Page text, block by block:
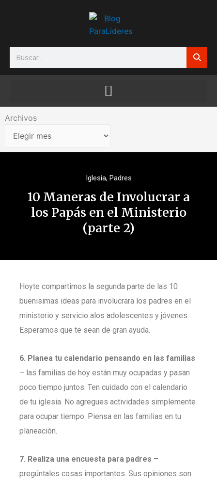
Search
Archivos
Archivos
Iglesia, Padres
10 Maneras de Involucrar a
los Papás en el Ministerio
(parte 2)
Hoyte compartimos la segunda parte de las 10
buenisimas ideas para involucrara los padres en el
ministerio y servicio alos adolescentes y jóvenes.
Esperamos que te sean de gran ayuda.
6. Planea tu calendario pensando en las familias
– las familias de hoy están muy ocupadas y pasan
poco tiempo juntos. Ten cuidado con el calendario
de tu iglesia. No agregues actividades simplemente
para ocupar tiempo. Piensa en las familias en tu
planeación.
7. Realiza una encuesta para padres –
pregúntales cosas importantes. Sus opiniones son